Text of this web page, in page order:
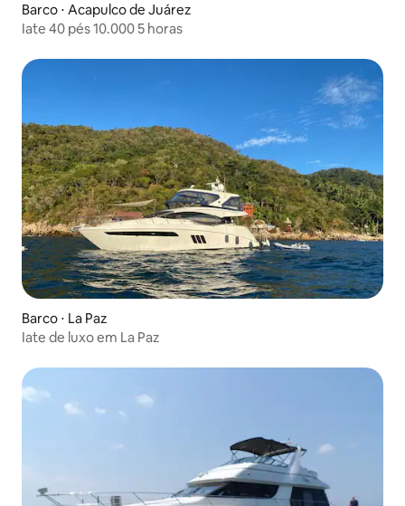
Barco ⋅ Acapulco de Juárez
Iate 40 pés 10.000 5 horas
Barco ⋅ La Paz
Iate de luxo em La Paz